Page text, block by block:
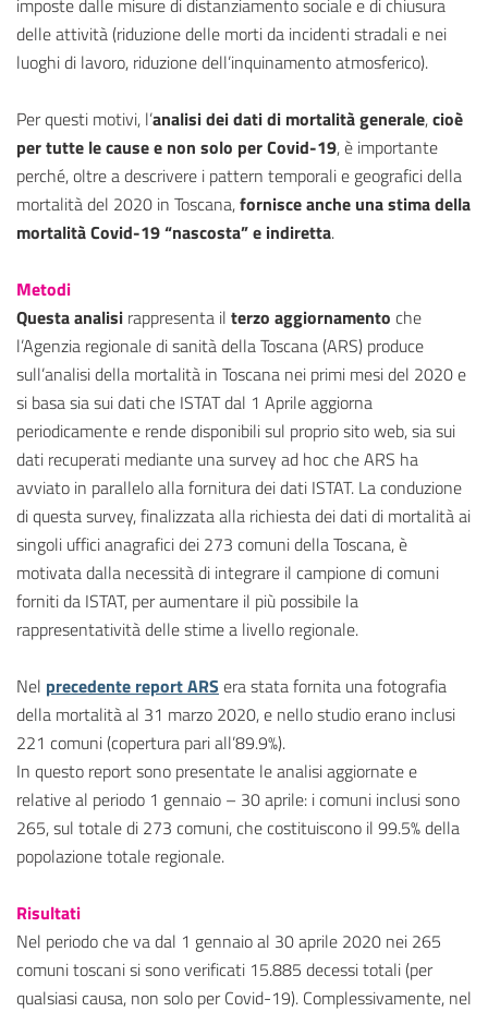
imposte dalle misure di distanziamento sociale e di chiusura
delle attività (riduzione delle morti da incidenti stradali e nei
luoghi di lavoro, riduzione dell’inquinamento atmosferico).
Per questi motivi, l’analisi dei dati di mortalità generale,cioè
per tutte le cause e non solo per Covid-19, è importante
perché, oltre a descrivere i pattern temporali e geografici della
mortalità del 2020 in Toscana,fornisce anche una stima della
mortalità Covid-19 “nascosta” e indiretta.
Metodi
Questa analisi rappresenta il terzo aggiornamento che
l’Agenzia regionale di sanità della Toscana (ARS) produce
sull’analisi della mortalità in Toscana nei primi mesi del 2020 e
si basa sia sui dati che ISTAT dal 1 Aprile aggiorna
periodicamente e rende disponibili sul proprio sito web, sia sui
dati recuperati mediante una survey ad hoc che ARS ha
avviato in parallelo alla fornitura dei dati ISTAT. La conduzione
di questa survey, finalizzata alla richiesta dei dati di mortalità ai
singoli uffici anagrafici dei 273 comuni della Toscana, è
motivata dalla necessità di integrare il campione di comuni
forniti da ISTAT, per aumentare il più possibile la
rappresentatività delle stime a livello regionale.
Nel precedente report ARS era stata fornita una fotografia
della mortalità al 31 marzo 2020, e nello studio erano inclusi
221 comuni (copertura pari all’89.9%).
In questo report sono presentate le analisi aggiornate e
relative al periodo 1 gennaio – 30 aprile: i comuni inclusi sono
265, sul totale di 273 comuni, che costituiscono il 99.5% della
popolazione totale regionale.
Risultati
Nel periodo che va dal 1 gennaio al 30 aprile 2020 nei 265
comuni toscani si sono verificati 15.885 decessi totali (per
qualsiasi causa, non solo per Covid-19). Complessivamente, nel